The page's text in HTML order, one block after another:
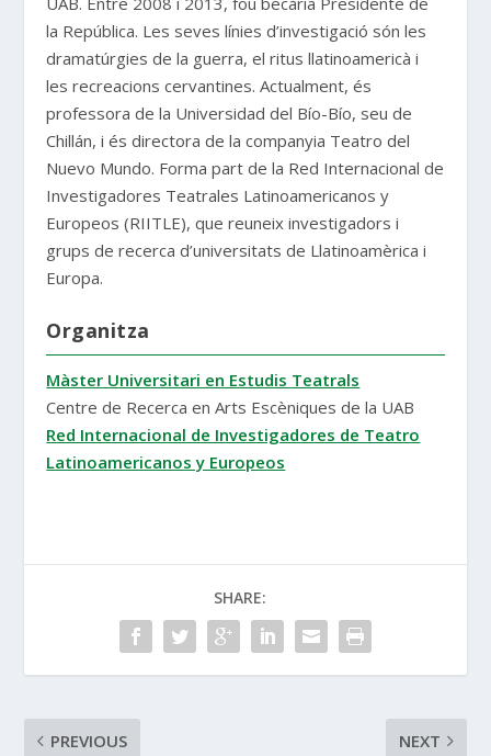
la República. Les seves línies d’investigació són les
dramatúrgies de la guerra, el ritus llatinoamericà i
les recreacions cervantines. Actualment, és
professora de la Universidad del Bío-Bío, seu de
Chillán, i és directora de la companyia Teatro del
Nuevo Mundo. Forma part de la Red Internacional de
Investigadores Teatrales Latinoamericanos y
Europeos (RIITLE), que reuneix investigadors i
grups de recerca d’universitats de Llatinoamèrica i
Europa.
Organitza
Màster Universitari en Estudis Teatrals
Centre de Recerca en Arts Escèniques de la UAB
Red Internacional de Investigadores de Teatro
Latinoamericanos y Europeos
SHARE:
PREVIOUS NEXT